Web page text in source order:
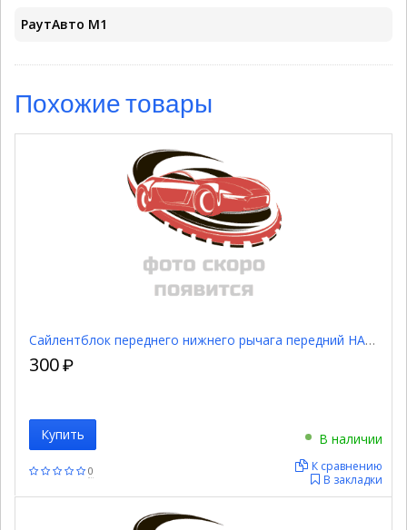
РаутАвто M1
Похожие товары
Сайлентблок переднего нижнего рычага передний HAB141
0
300₽
В наличии
В закладки
К сравнению
Купить